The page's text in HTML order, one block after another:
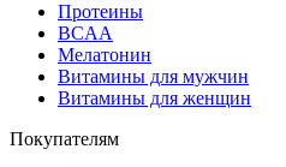
Протеины
BCAA
Мелатонин
Витамины для мужчин
Витамины для женщин
Покупателям